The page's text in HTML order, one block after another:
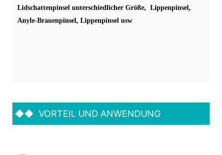
Lidschattenpinsel unterschiedlicher Größe, Lippenpinsel,
Anyle-Brauenpinsel, Lippenpinsel usw
◆◆ VORTEIL UND ANWENDUNG